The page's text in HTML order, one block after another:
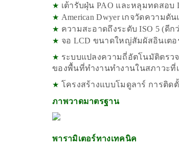
★ เต้ารับฝุ่น PAO และหลุมทดสอ
★ American Dwyer เกจวัดความ
★ ความสะอาดถึงระดับ ISO 5 (ดีก
★ จอ LCD ขนาดใหญ่สัมผัสอินเตอ
★ ระบบแปลงความถี่อัตโนมัติตรว
ของพื้นที่ทำงานทำงานในสภาวะที่
★ โครงสร้างแบบโมดูลาร์ การติ
ภาพวาดมาตรฐาน
พารามิเตอร์ทางเทคนิค